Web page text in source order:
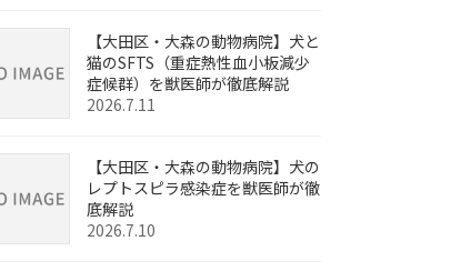
【大田区・大森の動物病院】犬と
猫のSFTS（重症熱性血小板減少
症候群）を獣医師が徹底解説
2026.7.11
【大田区・大森の動物病院】犬の
レプトスピラ感染症を獣医師が徹
底解説
2026.7.10